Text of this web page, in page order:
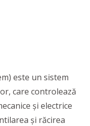
este un sistem
care controlează
şi electrice
şi răcirea